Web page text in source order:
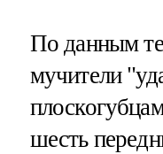
По данным
мучители
шесть